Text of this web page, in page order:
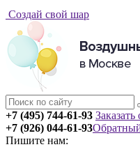
Создай свой шар
+7 (495) 744-61-93
+7 (926) 044-61-93
Пишите нам: